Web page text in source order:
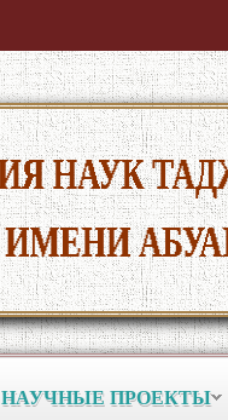
НАУЧНЫЕ ПРОЕКТЫ